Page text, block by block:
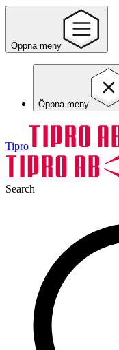
Öppna meny
Öppna meny
Tipro
Search